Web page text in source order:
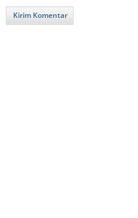
Kirim Komentar